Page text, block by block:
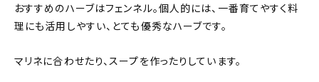
おすすめのハーブはフェンネル。個人的には、一番育てやすく料
理にも活用しやすい、とても優秀なハーブです。
マリネに合わせたり、スープを作ったりしています。